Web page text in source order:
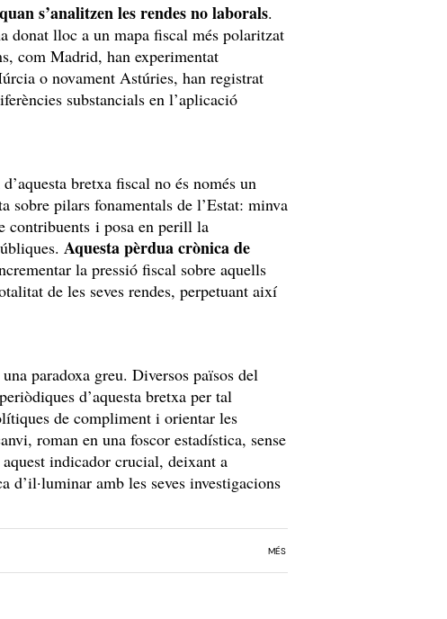
s’analitzen les rendes no laborals.
donat lloc a un mapa fiscal més polaritzat
com Madrid, han experimentat
o novament Astúries, han registrat
substancials en l’aplicació
bretxa fiscal no és només un
sobre pilars fonamentals de l’Estat: minva
contribuents i posa en perill la
Aquesta pèrdua crònica de
la pressió fiscal sobre aquells
de les seves rendes, perpetuant així
paradoxa greu. Diversos països del
d’aquesta bretxa per tal
de compliment i orientar les
roman en una foscor estadística, sense
indicador crucial, deixant a
d’il·luminar amb les seves investigacions
MÉS